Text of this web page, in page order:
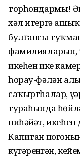
торһондармы!
хәл итергә
булғансы
фамилияларын,
икеһен ике
һорау-фәлән
саҡыртһалар,
тураһында
ниһәйәт, икеһен
Капитан
күгәренгән,